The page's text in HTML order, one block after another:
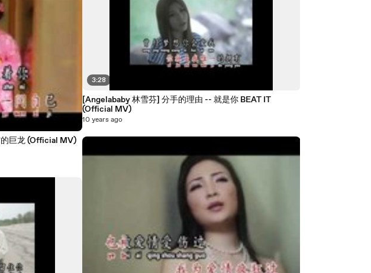
[Kenny 叶亚金] 不能把你忘记 -- 东方的巨龙 (Official MV)
3:28
[Angelababy 林雪芬] 分手的理由 -- 就是你 BEAT IT
(Official MV)
10 years ago